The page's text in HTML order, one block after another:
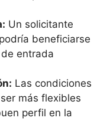
Un solicitante
beneficiarse
entrada
Las condiciones
más flexibles
perfil en la